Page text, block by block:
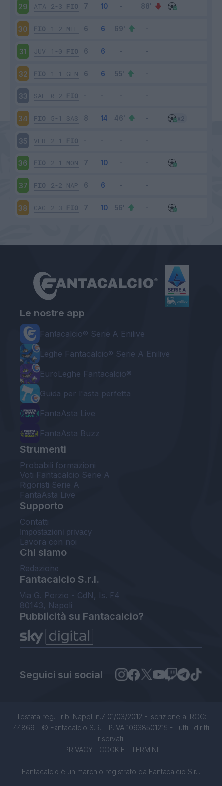
29 ATA 2-3 FIO
30 FIO 1-2 MIL
31 JUV 1-0 FIO
32 FIO 1-1 GEN
33 SAL 0-2 FIO
34 FIO 5-1 SAS
35 VER 2-1 FIO
36 FIO 2-1 MON
37 FIO 2-2 NAP
38 CAG 2-3 FIO
Le nostre app
Fantacalcio® Serie A Enilive
Leghe Fantacalcio® Serie A Enilive
EuroLeghe Fantacalcio®
Guida per l'asta perfetta
FantaAsta Live
FantaAsta Buzz
Strumenti
Probabili formazioni
Voti Fantacalcio Serie A
Rigoristi Serie A
FantaAsta Live
Supporto
Contatti
Impostazioni privacy
Lavora con noi
Chi siamo
Redazione
Fantacalcio S.r.l.
Via G. Porzio - CdN, Is. F4
80143, Napoli
Pubblicità su Fantacalcio?
Seguici sui social
Testata reg. Trib. Napoli n.7 01/03/2012 - Iscrizione al ROC:
44869 - © Fantacalcio S.R.L. P.IVA 10938501219 - Tutti i diritti
riservati.
PRIVACY| COOKIE TERMINI
Fantacalcio è un marchio registrato da Fantacalcio S.r.l.